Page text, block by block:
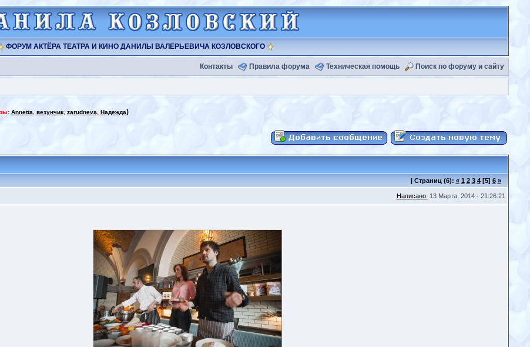
ФОРУМ АКТЁРА ТЕАТРА И КИНО ДАНИЛЫ ВАЛЕРЬЕВИЧА КОЗЛОВСКОГО
Контакты Правила форума Техническая помощь Поиск по форуму и сайту
Annetta везунчик, zarudneva Надежда)
| Страниц (6): « 1 2 3 4[5] 6 »
Написано: 13 Марта, 2014 - 21:26:21